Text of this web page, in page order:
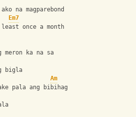
na magparebond
Em7
once a month
meron ka na sa
bigla
Am
pala ang bibihag